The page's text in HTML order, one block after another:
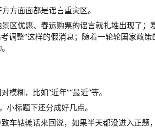
方面面都是谣言重灾区。
区优惠、春运购票的谣言就扎堆出现了；
调整”这样的假消息；随着一轮轮国家政策
糊，比如“近年”“最近”等。
小标题下还分成好几点。
车轱辘话来回说，如果半天都没进入正题